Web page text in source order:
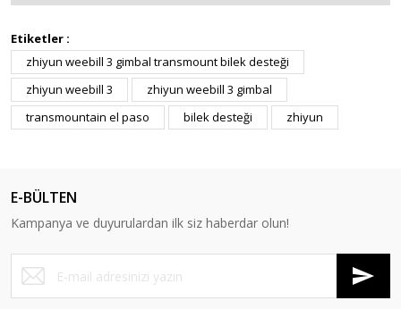
Etiketler :
zhiyun weebill 3 gimbal transmount bilek desteği
zhiyun weebill 3
zhiyun weebill 3 gimbal
transmountain el paso
bilek desteği zhiyun
E-BÜLTEN
Kampanya ve duyurulardan ilk siz haberdar olun!